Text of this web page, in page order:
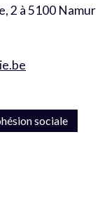
2 à 5100 Namur
sociale